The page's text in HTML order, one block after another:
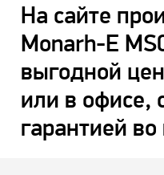
Зеленый Груша
На сайте
Monarh-E
выгодной
или в офисе,
гарантией